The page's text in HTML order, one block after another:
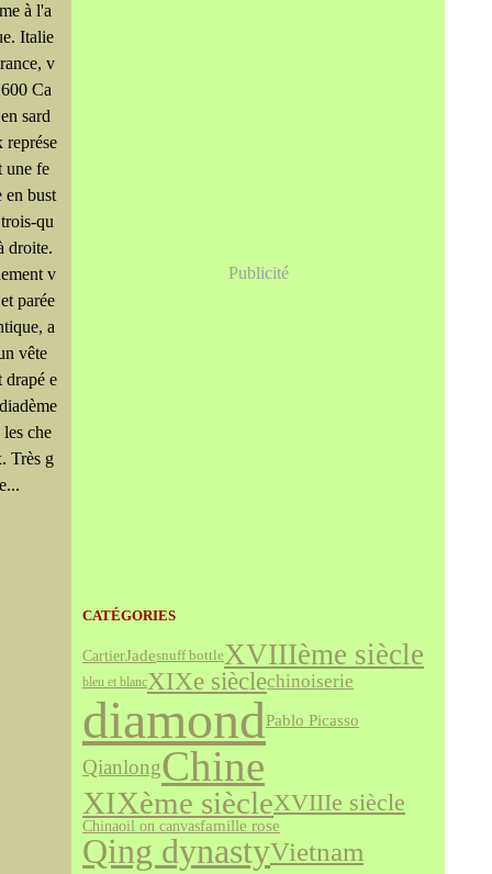
à l'a
Italie
v
Ca
sard
représe
une fe
en bust
qu
droite.
v
parée
a
vête
drapé e
les che
Très g
Publicité
CATÉGORIES
CartierJadesnuff bottleXVIIIème siècle
bleu et blancXIXe sièclechinoiserie
diamondPablo Picasso
QianlongChine
XIXème siècleXVIIIe siècle
Chinaoil on canvasfamille rose
Qing dynastyVietnam